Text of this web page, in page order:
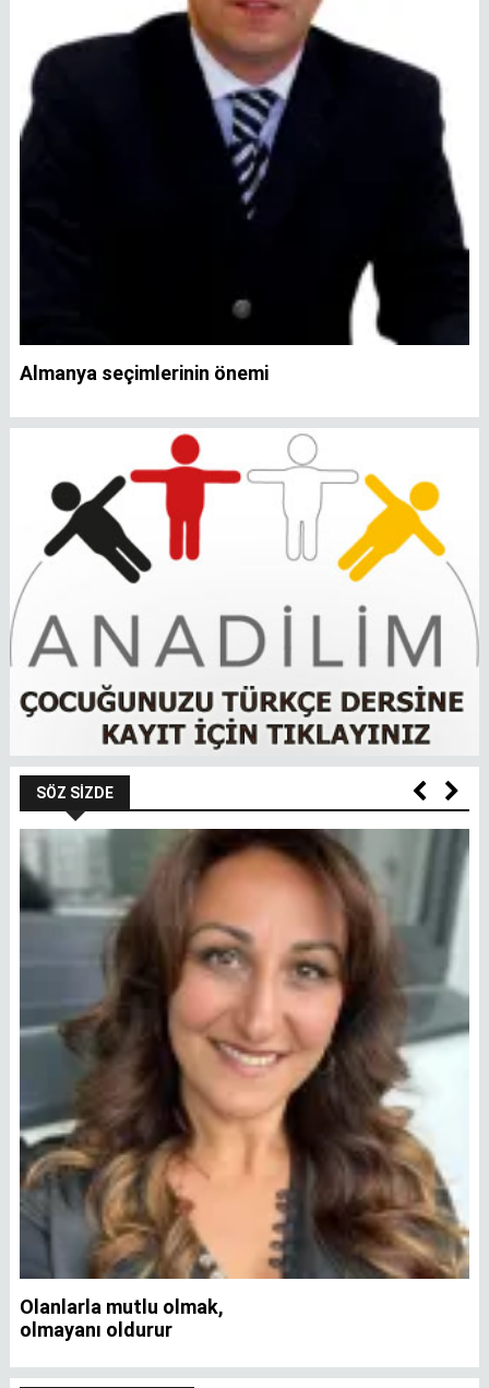
Almanya seçimlerinin önemi
SÖZ SIZDE
Olanlarla mutlu olmak,
olmayanı oldurur